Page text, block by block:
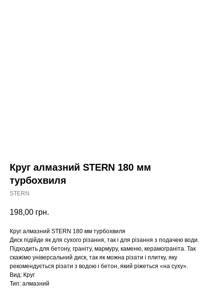
Круг алмазний STERN 180 мм
турбохвиля
STERN
198,00 грн.
Круг алмазний STERN 180 мм турбохвиля
Диск підійде як для сухого різання, так і для різання з подачею води.
Підходить для бетону, граніту, мармуру, каменю, керамограніта. Так
скажімо універсальний диск, так як можна різати і плитку, яку
рекомендується різати з водою і бетон, який ріжеться «на суху».
Вид: Круг
Тип: алмазний